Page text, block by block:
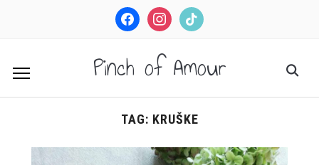
facebookinstagramtiktok
Pinch of Amour
TAG: KRUŠKE